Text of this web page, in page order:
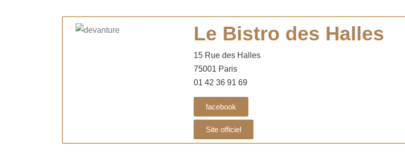
Le Bistro des Halles
15 Rue des Halles
75001 Paris
01 42 36 91 69
facebook
Site officiel